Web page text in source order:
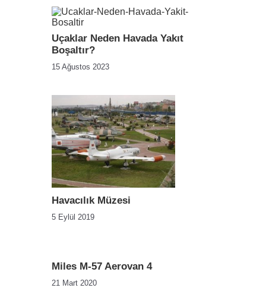
Uçaklar Neden Havada Yakıt
Boşaltır?
15 Ağustos 2023
Havacılık Müzesi
5 Eylül 2019
Miles M-57 Aerovan 4
21 Mart 2020